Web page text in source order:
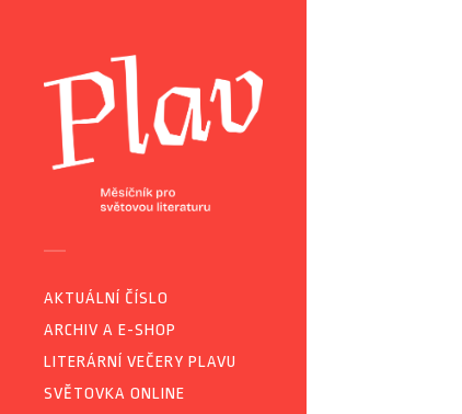
AKTUÁLNÍ ČÍSLO
ARCHIV A E-SHOP
LITERÁRNÍ VEČERY PLAVU
SVĚTOVKA ONLINE